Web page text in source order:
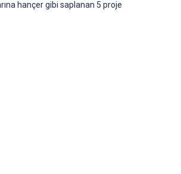
hançer gibi saplanan 5 proje